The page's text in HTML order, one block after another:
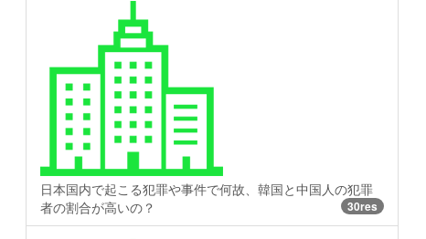
日本国内で起こる犯罪や事件で何故、韓国と中国人の犯罪
者の割合が高いの？
30res